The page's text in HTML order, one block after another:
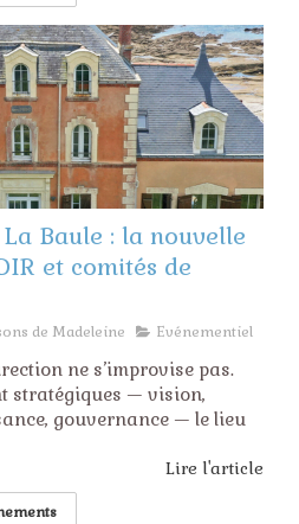
Baule : la nouvelle
et comités de
de Madeleine Evénementiel
ne s’improvise pas.
stratégiques — vision,
gouvernance — le lieu
Lire l'article